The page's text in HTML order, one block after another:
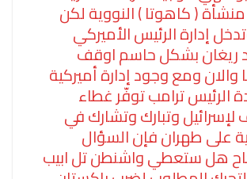
( كاهوتا ) النووية لكن
إدارة الرئيس الأميركي
ريغان بشكل حاسم اوقف
والان ومع وجود إدارة أميركية
الرئيس ترامب توفّر غطاء
وتبارك وتشارك في
على طهران فإن السؤال
هل ستعطي واشنطن تل ابيب